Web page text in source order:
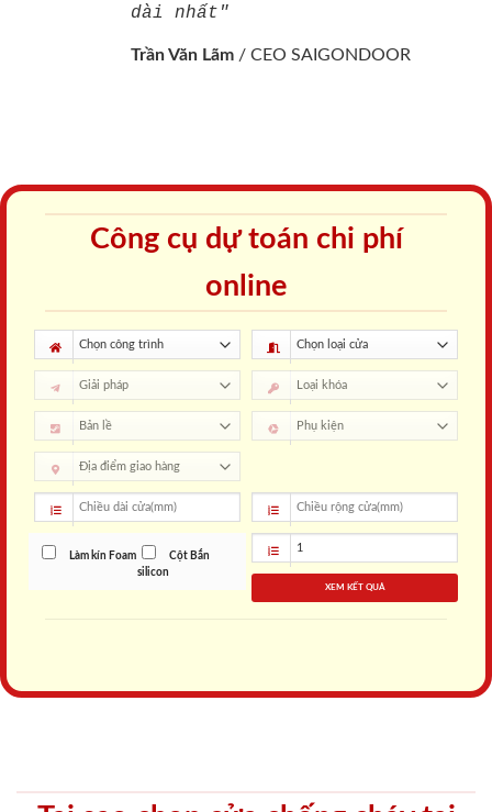
dài nhất"
Trần Văn Lãm / CEO SAIGONDOOR
Công cụ dự toán chi phí
online
Làm kín Foam
Cột Bắn
silicon
XEM KẾT QUẢ